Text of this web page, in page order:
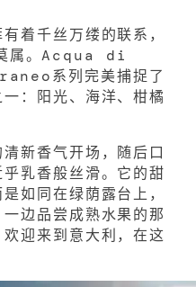
着千丝万缕的联系，
。Acqua di
系列完美捕捉了
：阳光、海洋、柑橘
新香气开场，随后口
乳香般丝滑。它的甜
如同在绿荫露台上，
边品尝成熟水果的那
迎来到意大利，在这